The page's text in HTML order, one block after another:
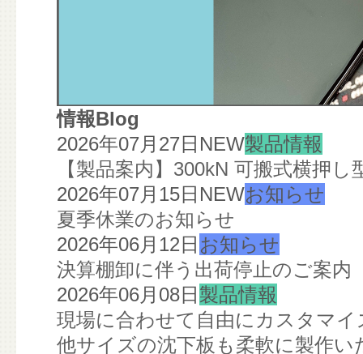
情報Blog
2026年07月27日 NEW製品情報
【製品案内】300kN 可搬式横押し
2026年07月15日 NEWお知らせ
夏季休業のお知らせ
2026年06月12日 お知らせ
決算棚卸に伴う出荷停止のご案内
2026年06月08日 製品情報
現場に合わせて自由にカスタマ
他サイズの沈下板も柔軟に製作い